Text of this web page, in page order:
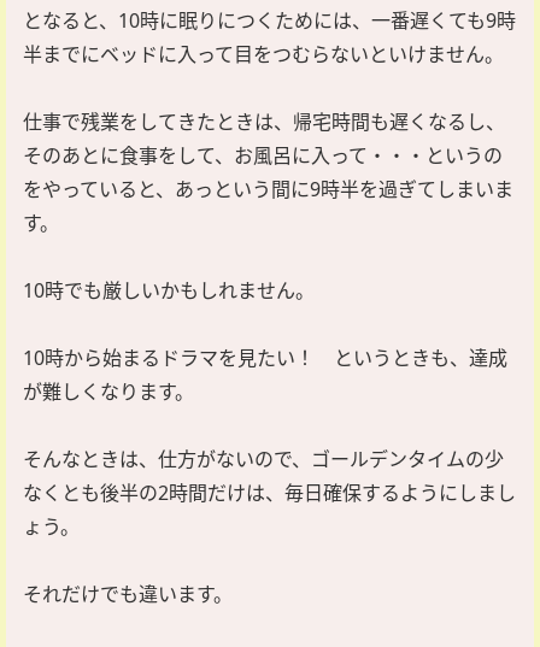
となると、10時に眠りにつくためには、一番遅くても9時
半までにベッドに入って目をつむらないといけません。
仕事で残業をしてきたときは、帰宅時間も遅くなるし、
そのあとに食事をして、お風呂に入って・・・というの
をやっていると、あっという間に9時半を過ぎてしまいま
す。
10時でも厳しいかもしれません。
10時から始まるドラマを見たい！ というときも、達成
が難しくなります。
そんなときは、仕方がないので、ゴールデンタイムの少
なくとも後半の2時間だけは、毎日確保するようにしまし
ょう。
それだけでも違います。